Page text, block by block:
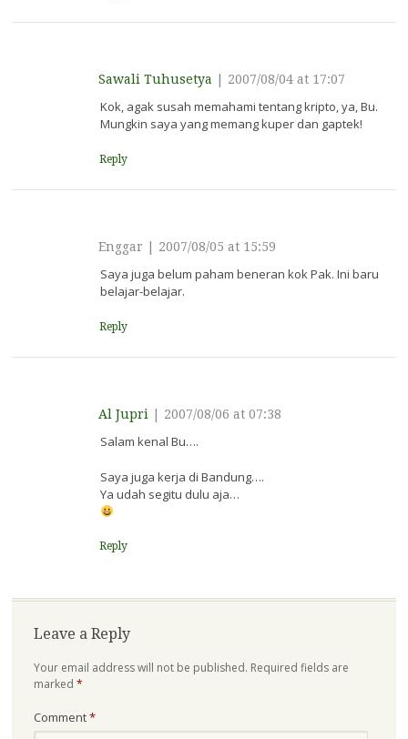
Sawali Tuhusetya 2007/08/04 at 17:07
Kok, agak susah memahami tentang kripto, ya, Bu.
Mungkin saya yang memang kuper dan gaptek!
Reply
Enggar 2007/08/05 at 15:59
Saya juga belum paham beneran kok Pak. Ini baru
belajar-belajar.
Reply
Al Jupri 2007/08/06 at 07:38
Salam kenal Bu….
Saya juga kerja di Bandung….
Ya udah segitu dulu aja…
Reply
Leave a Reply
Your email address will not be published. Required fields are
marked *
Comment*